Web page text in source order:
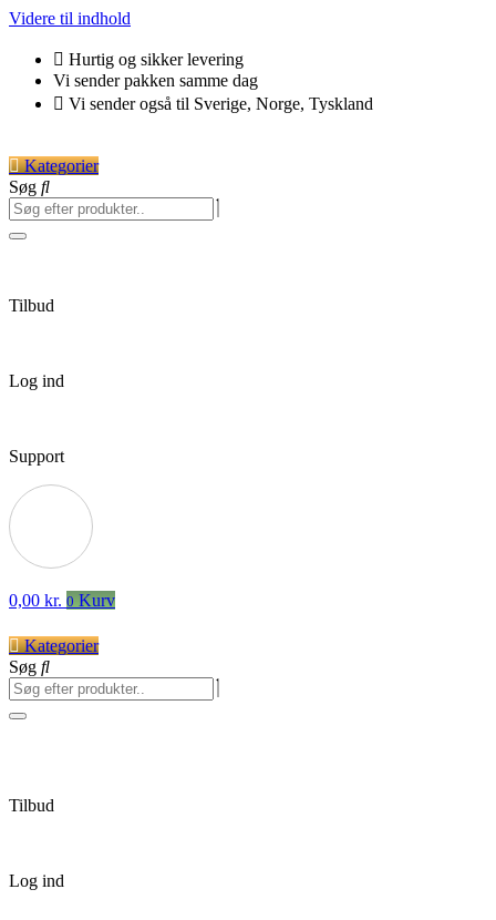
Videre til indhold
Hurtig og sikker levering
Vi sender pakken samme dag
Vi sender også til Sverige, Norge, Tyskland
Kategorier
Søg
Tilbud
Log ind
Support
0,00 kr. 0 Kurv
Kategorier
Søg
Tilbud
Log ind